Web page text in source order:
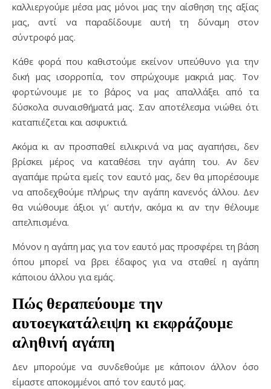
καλλιεργούμε μέσα μας μόνοι μας την αίσθηση της αξίας
μας, αντί να παραδίδουμε αυτή τη δύναμη στον
σύντροφό μας.
Κάθε φορά που καθιστούμε εκείνον υπεύθυνο για την
δική μας ισορροπία, τον σπρώχουμε μακριά μας. Τον
φορτώνουμε με το βάρος να μας απαλλάξει από τα
δύσκολα συναισθήματά μας. Σαν αποτέλεσμα νιώθει ότι
καταπιέζεται και ασφυκτιά.
Ακόμα κι αν προσπαθεί ειλικρινά να μας αγαπήσει, δεν
βρίσκει μέρος να καταθέσει την αγάπη του. Αν δεν
αγαπάμε πρώτα εμείς τον εαυτό μας, δεν θα μπορέσουμε
να αποδεχθούμε πλήρως την αγάπη κανενός άλλου. Δεν
θα νιώθουμε άξιοι γι’ αυτήν, ακόμα κι αν την θέλουμε
απελπισμένα.
Μόνον η αγάπη μας για τον εαυτό μας προσφέρει τη βάση
όπου μπορεί να βρει έδαφος για να σταθεί η αγάπη
κάποιου άλλου για εμάς.
Πώς θεραπεύουμε την
αυτοεγκατάλειψη κι εκφράζουμε
αληθινή αγάπη
Δεν μπορούμε να συνδεθούμε με κάποιον άλλον όσο
είμαστε αποκομμένοι από τον εαυτό μας.